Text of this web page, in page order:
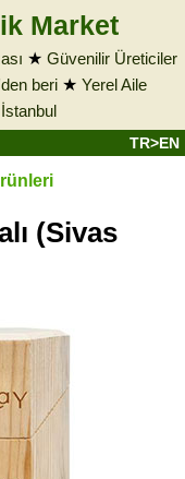
Market
★ Güvenilir Üreticiler
beri★ Yerel Aile
TR>EN
(Sivas